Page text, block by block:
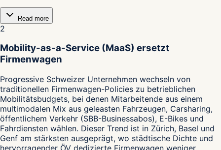
Read more
2
Mobility-as-a-Service (MaaS) ersetzt
Firmenwagen
Progressive Schweizer Unternehmen wechseln von
traditionellen Firmenwagen-Policies zu betrieblichen
Mobilitätsbudgets, bei denen Mitarbeitende aus einem
multimodalen Mix aus geleasten Fahrzeugen, Carsharing,
öffentlichem Verkehr (SBB-Businessabos), E-Bikes und
Fahrdiensten wählen. Dieser Trend ist in Zürich, Basel und
Genf am stärksten ausgeprägt, wo städtische Dichte und
hervorragender ÖV dedizierte Firmenwagen weniger